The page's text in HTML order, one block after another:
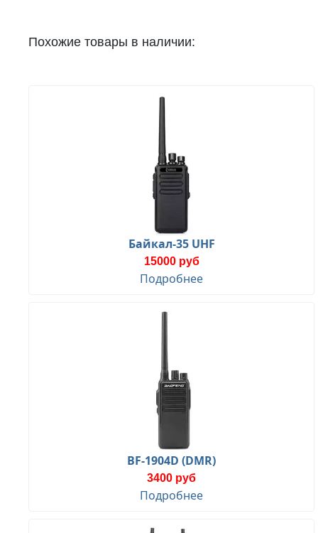
Похожие товары в наличии:
Байкал-35 UHF
15000 руб
Подробнее
BF-1904D (DMR)
3400 руб
Подробнее